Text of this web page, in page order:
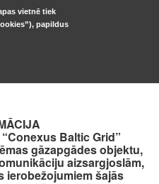
gadījumā
Baltic Grid”
gāzapgādes objektu,
aizsargjoslām,
ierobežojumiem šajās
vietnē tiek
papildus